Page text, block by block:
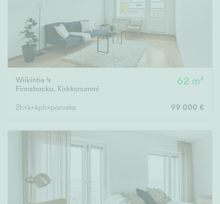
Wiikintie 4
Finnsbacka, Kirkkonummi
62 m²
2h+k+kph+parveke 99 000 €